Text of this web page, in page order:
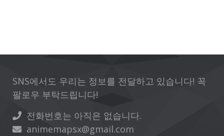
SNS에서도 우리는 정보를 전달하고 있습니다! 꼭
팔로우 부탁드립니다!
전화번호는 아직은 없습니다.
animemapsx@gmail.com